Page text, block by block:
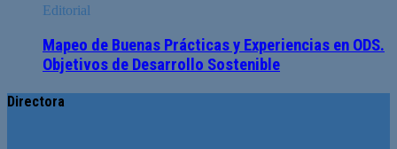
Editorial
Mapeo de Buenas Prácticas y Experiencias en ODS.
Objetivos de Desarrollo Sostenible
Directora